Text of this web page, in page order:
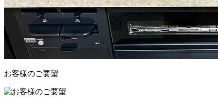
お客様のご要望